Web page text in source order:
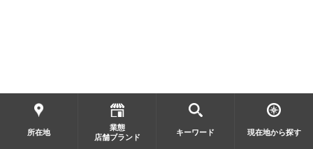
所在地
業態
店舗ブランド
キーワード 現在地から探す